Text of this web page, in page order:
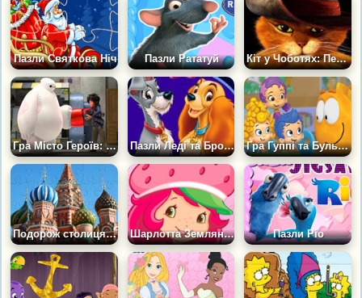
Пазли Святкова Ніч Пазли Рататуй Кіт у Чоботях: Перетягування
Гра Місто Героїв: Пазл Пазли Леді та Бродяга Гра Гуппі та Бульбашки: Плитки
Подорож столицями Шарлотта Землян. Пазли Пазли Ріо